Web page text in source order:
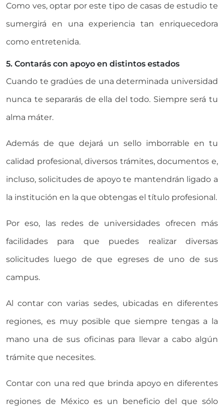
Como ves, optar por este tipo de casas de estudio te
sumergirá en una experiencia tan enriquecedora
como entretenida.
5. Contarás con apoyo en distintos estados
Cuando te gradúes de una determinada universidad
nunca te separarás de ella del todo. Siempre será tu
alma máter.
Además de que dejará un sello imborrable en tu
calidad profesional, diversos trámites, documentos e,
incluso, solicitudes de apoyo te mantendrán ligado a
la institución en la que obtengas el título profesional.
Por eso, las redes de universidades ofrecen más
facilidades para que puedes realizar diversas
solicitudes luego de que egreses de uno de sus
campus.
Al contar con varias sedes, ubicadas en diferentes
regiones, es muy posible que siempre tengas a la
mano una de sus oficinas para llevar a cabo algún
trámite que necesites.
Contar con una red que brinda apoyo en diferentes
regiones de México es un beneficio del que sólo